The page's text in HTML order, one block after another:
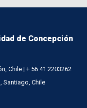
de Concepción
Chile | + 56 41 2203262
Santiago, Chile